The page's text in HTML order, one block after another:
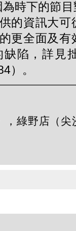
時下的節
的資訊大可
更全面及有
陷，詳見
）。
，綠野店（